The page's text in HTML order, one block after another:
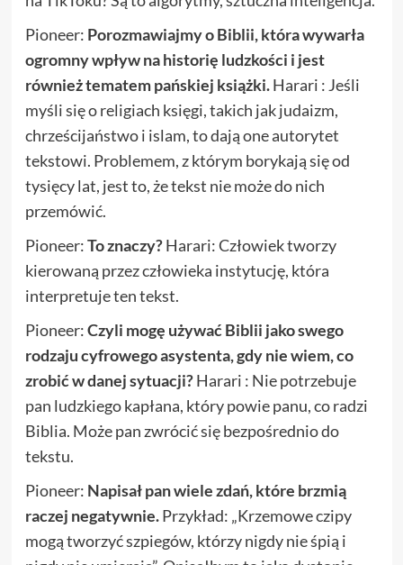
Pioneer: Porozmawiajmy o Biblii, która wywarła
ogromny wpływ na historię ludzkości i jest
również tematem pańskiej książki.Harari : Jeśli
myśli się o religiach księgi, takich jak judaizm,
chrześcijaństwo i islam, to dają one autorytet
tekstowi. Problemem, z którym borykają się od
tysięcy lat, jest to, że tekst nie może do nich
przemówić.
Pioneer:To znaczy?Harari: Człowiek tworzy
kierowaną przez człowieka instytucję, która
interpretuje ten tekst.
Pioneer:Czyli mogę używać Biblii jako swego
rodzaju cyfrowego asystenta, gdy nie wiem, co
zrobić w danej sytuacji?Harari : Nie potrzebuje
pan ludzkiego kapłana, który powie panu, co radzi
Biblia. Może pan zwrócić się bezpośrednio do
tekstu.
Pioneer: Napisał pan wiele zdań, które brzmią
raczej negatywnie.Przykład: „Krzemowe czipy
mogą tworzyć szpiegów, którzy nigdy nie śpią i